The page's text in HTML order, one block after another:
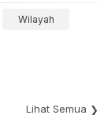
Wilayah
Lihat Semua